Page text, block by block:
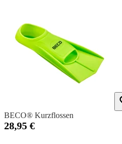
BECO® Kurzflossen
28,95 €